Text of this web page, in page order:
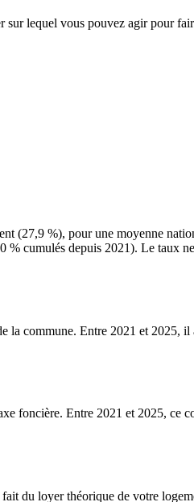
lequel vous pouvez agir pour
(27,9 %), pour une moyenne
cumulés depuis 2021). Le taux
la commune. Entre 2021 et 2025, il
foncière. Entre 2021 et 2025, ce
du loyer théorique de votre